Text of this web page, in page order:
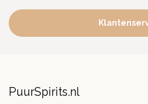
PuurSpirits.nl